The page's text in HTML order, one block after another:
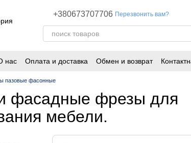
+380673707706 Перезвонить вам?
нас Оплата и доставка Обмен и возврат
пазовые фасонные
фасадные фрезы для
мебели.